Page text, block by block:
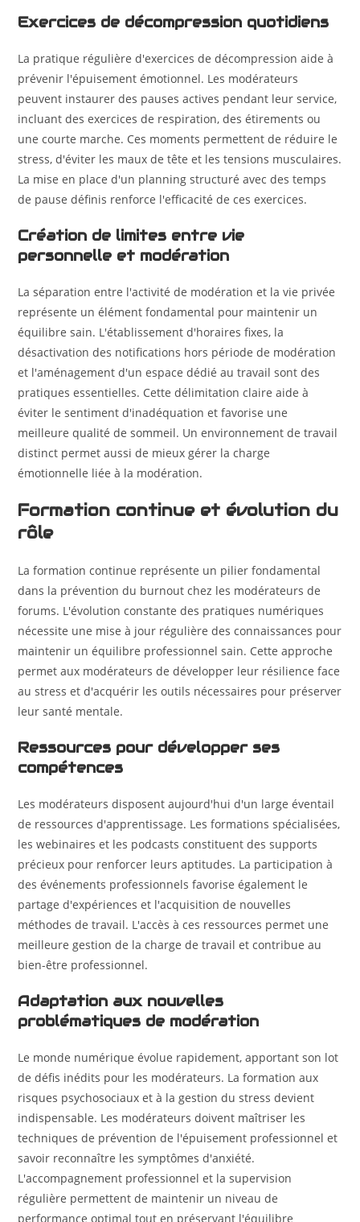
Exercices de décompression quotidiens
La pratique régulière d'exercices de décompression aide à
prévenir l'épuisement émotionnel. Les modérateurs
peuvent instaurer des pauses actives pendant leur service,
incluant des exercices de respiration, des étirements ou
une courte marche. Ces moments permettent de réduire le
stress, d'éviter les maux de tête et les tensions musculaires.
La mise en place d'un planning structuré avec des temps
de pause définis renforce l'efficacité de ces exercices.
Création de limites entre vie
personnelle et modération
La séparation entre l'activité de modération et la vie privée
représente un élément fondamental pour maintenir un
équilibre sain. L'établissement d'horaires fixes, la
désactivation des notifications hors période de modération
et l'aménagement d'un espace dédié au travail sont des
pratiques essentielles. Cette délimitation claire aide à
éviter le sentiment d'inadéquation et favorise une
meilleure qualité de sommeil. Un environnement de travail
distinct permet aussi de mieux gérer la charge
émotionnelle liée à la modération.
Formation continue et évolution du
rôle
La formation continue représente un pilier fondamental
dans la prévention du burnout chez les modérateurs de
forums. L'évolution constante des pratiques numériques
nécessite une mise à jour régulière des connaissances pour
maintenir un équilibre professionnel sain. Cette approche
permet aux modérateurs de développer leur résilience face
au stress et d'acquérir les outils nécessaires pour préserver
leur santé mentale.
Ressources pour développer ses
compétences
Les modérateurs disposent aujourd'hui d'un large éventail
de ressources d'apprentissage. Les formations spécialisées,
les webinaires et les podcasts constituent des supports
précieux pour renforcer leurs aptitudes. La participation à
des événements professionnels favorise également le
partage d'expériences et l'acquisition de nouvelles
méthodes de travail. L'accès à ces ressources permet une
meilleure gestion de la charge de travail et contribue au
bien-être professionnel.
Adaptation aux nouvelles
problématiques de modération
Le monde numérique évolue rapidement, apportant son lot
de défis inédits pour les modérateurs. La formation aux
risques psychosociaux et à la gestion du stress devient
indispensable. Les modérateurs doivent maîtriser les
techniques de prévention de l'épuisement professionnel et
savoir reconnaître les symptômes d'anxiété.
L'accompagnement professionnel et la supervision
régulière permettent de maintenir un niveau de
performance optimal tout en préservant l'équilibre